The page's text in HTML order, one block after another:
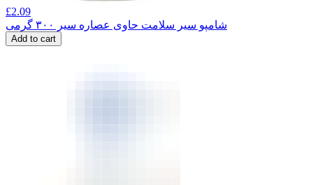
£2.09
شامپو سیر سلامت حاوی عصاره سیر ۳۰۰ گرمی
Add to cart